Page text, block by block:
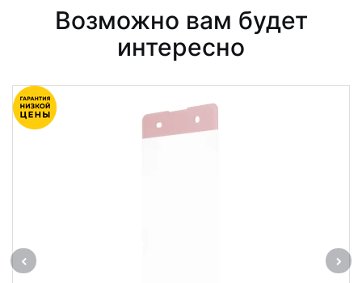
Возможно вам будет
интересно